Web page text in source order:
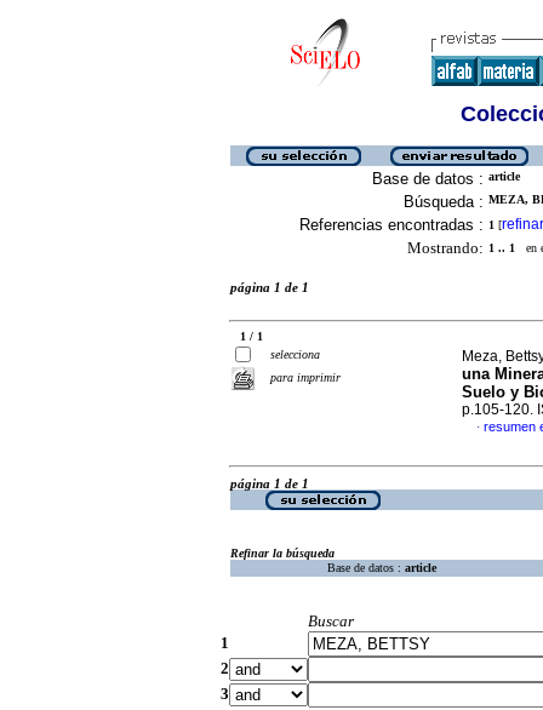
Base de datos : article
Búsqueda : MEZA,
Referencias encontradas : 1 [refinar
Mostrando: 1 .. 1 en
página 1 de 1
1 / 1
selecciona
para imprimir
Meza,
una
Suelo y
p.105-120.
· resumen
página 1 de 1
Refinar la búsqueda
Base de datos : article
Buscar
1
2
3